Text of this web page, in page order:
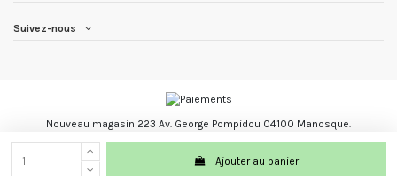
Ajouter au panier
Suivez-nous
Nouveau magasin 223 Av. George Pompidou 04100 Manosque.
Les Trésors du Brésil marque registré.